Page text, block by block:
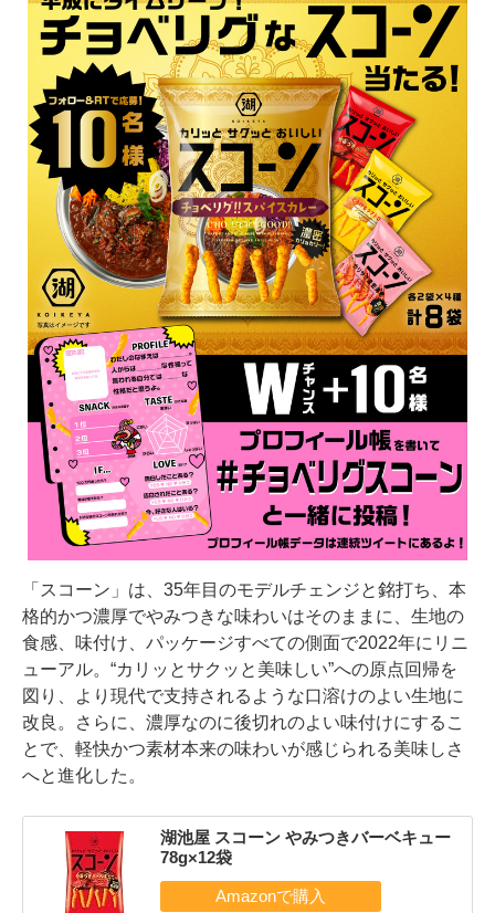
「スコーン」は、35年目のモデルチェンジと銘打ち、本
格的かつ濃厚でやみつきな味わいはそのままに、生地の
食感、味付け、パッケージすべての側面で2022年にリニ
ューアル。“カリッとサクッと美味しい”への原点回帰を
図り、より現代で支持されるような口溶けのよい生地に
改良。さらに、濃厚なのに後切れのよい味付けにするこ
とで、軽快かつ素材本来の味わいが感じられる美味しさ
へと進化した。
湖池屋 スコーン やみつきバーベキュー
78g×12袋